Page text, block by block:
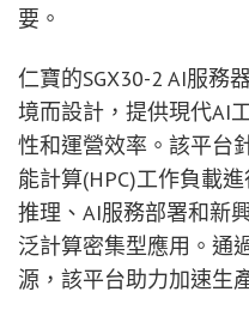
要。
仁寶的SGX30-2 AI服務
境而設計，提供現代AI
性和運營效率。該平台
能計算(HPC)工作負載
推理、AI服務部署和新
泛計算密集型應用。通
源，該平台助力加速生